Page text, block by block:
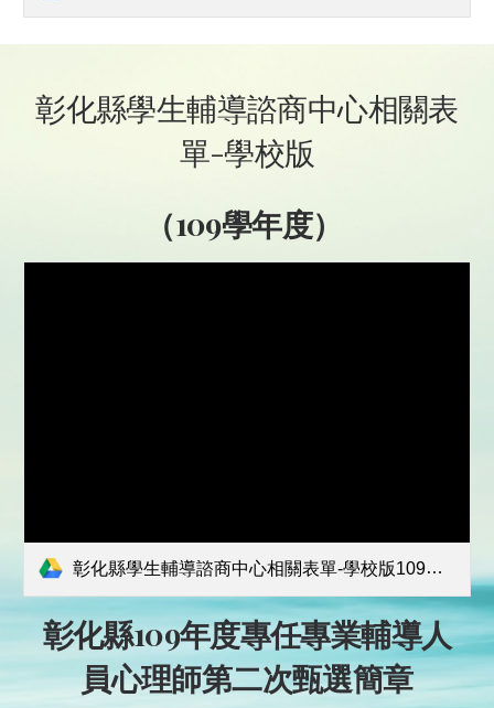
彰化縣學生輔導諮商中心相關表
單-學校版
（109學年度）
彰化縣學生輔導諮商中心相關表單-學校版109學年度版(1090903).docx
彰化縣109年度專任專業輔導人
員心理師第二次甄選簡章